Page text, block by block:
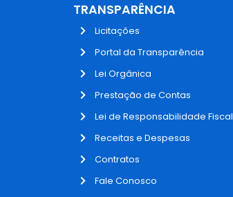
TRANSPARÊNCIA
Licitações
Portal da Transparência
Lei Orgânica
Prestação de Contas
Lei de Responsabilidade Fiscal
Receitas e Despesas
Contratos
Fale Conosco